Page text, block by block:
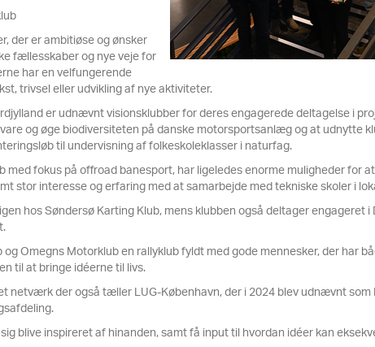
der er ambitiøse og ønsker
fællesskaber og nye veje for
har en velfungerende
trivsel eller udvikling af nye aktiviteter.
er udnævnt visionsklubber for deres engagerede deltagelse i
og øge biodiversiteten på danske motorsportsanlæg og at udnytte
til undervisning af folkeskoleklasser i naturfag.
med fokus på offroad banesport, har ligeledes enorme muligheder for
stor interesse og erfaring med at samarbejde med tekniske skoler i
hos Søndersø Karting Klub, mens klubben også deltager engageret
Omegns Motorklub en rallyklub fyldt med gode mennesker, der har
til at bringe idéerne til livs.
netværk der også tæller LUG-København, der i 2024 blev udnævnt
blive inspireret af hinanden, samt få input til hvordan idéer kan